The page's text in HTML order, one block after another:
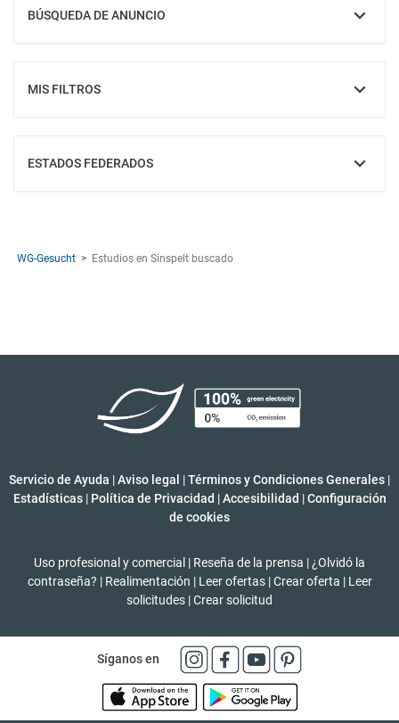
BÚSQUEDA DE ANUNCIO
MOSTRAR
MIS FILTROS
MOSTRAR
ESTADOS FEDERADOS
MOSTRAR
WG-Gesucht Estudios en Sinspelt buscado
Servicio de Ayuda |Aviso legal |Términos y Condiciones Generales |
Estadísticas | Política de Privacidad | Accesibilidad | Configuración
de cookies
Uso profesional y comercial | Reseña de la prensa | ¿Olvidó la
contraseña? | Realimentación | Leer ofertas | Crear oferta | Leer
solicitudes |Crear solicitud
Síganos en